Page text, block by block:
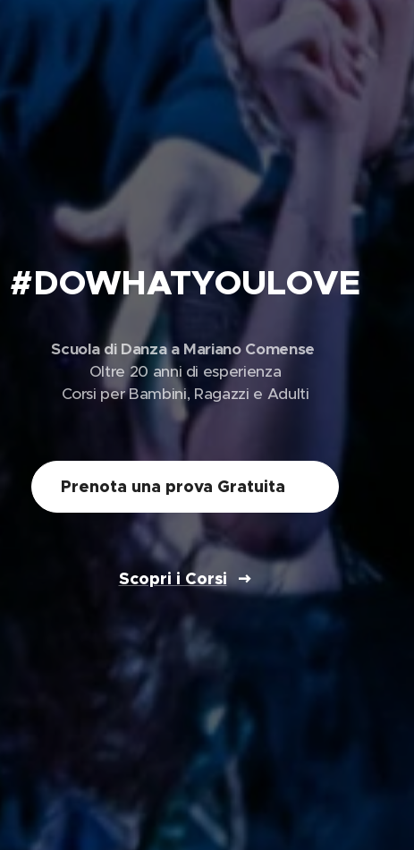
#DOWHATYOULOVE
Scuola di Danza a Mariano Comense
Oltre 20 anni di esperienza
Corsi per Bambini, Ragazzi e Adulti
Prenota una prova Gratuita✨
Scopri i Corsi